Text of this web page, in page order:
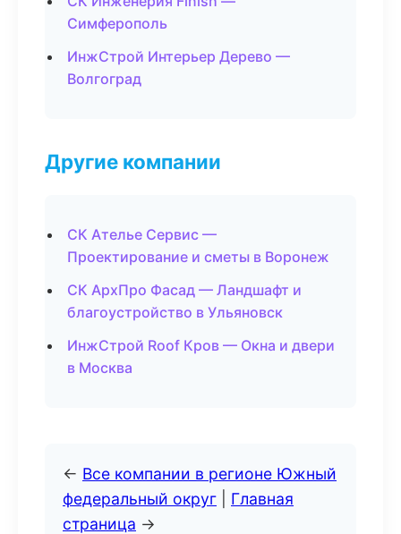
Симферополь
ИнжСтрой Интерьер Дерево —
Волгоград
Другие компании
СК Ателье Сервис —
Проектирование и сметы в Воронеж
СК АрхПро Фасад — Ландшафт и
благоустройство в Ульяновск
ИнжСтрой Roof Кров — Окна и двери
в Москва
← Все компании в регионе Южный
федеральный округ
Главная
страница →